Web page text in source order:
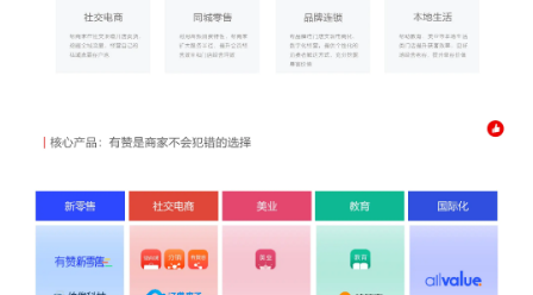
合作共进
入驻有赞 认证代理商